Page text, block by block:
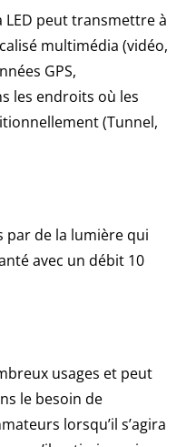
LED peut transmettre à
multimédia (vidéo,
GPS,
les endroits où les
(Tunnel,
par de la lumière qui
avec un débit 10
usages et peut
le besoin de
lorsqu’il s’agira